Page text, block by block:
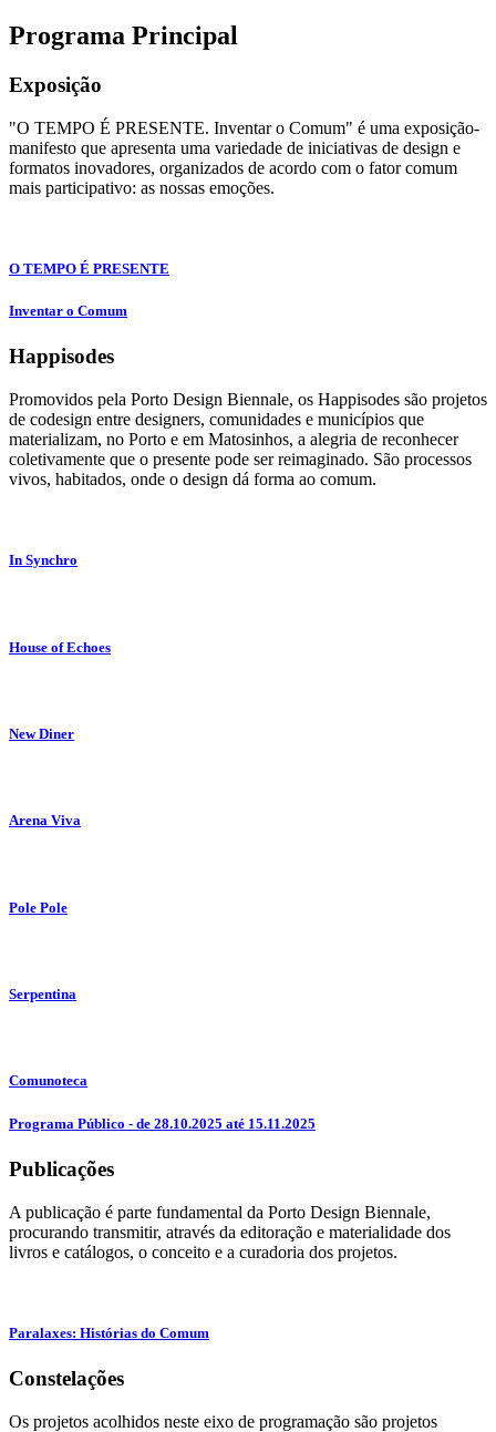
Programa Principal
Exposição
"O TEMPO É PRESENTE. Inventar o Comum" é uma exposição-
manifesto que apresenta uma variedade de iniciativas de design e
formatos inovadores, organizados de acordo com o fator comum
mais participativo: as nossas emoções.
O TEMPO É PRESENTE
Inventar o Comum
Happisodes
Promovidos pela Porto Design Biennale, os Happisodes são projetos
de codesign entre designers, comunidades e municípios que
materializam, no Porto e em Matosinhos, a alegria de reconhecer
coletivamente que o presente pode ser reimaginado. São processos
vivos, habitados, onde o design dá forma ao comum.
In Synchro
House of Echoes
New Diner
Arena Viva
Pole Pole
Serpentina
Comunoteca
Programa Público - de 28.10.2025 até 15.11.2025
Publicações
A publicação é parte fundamental da Porto Design Biennale,
procurando transmitir, através da editoração e materialidade dos
livros e catálogos, o conceito e a curadoria dos projetos.
Paralaxes: Histórias do Comum
Constelações
Os projetos acolhidos neste eixo de programação são projetos